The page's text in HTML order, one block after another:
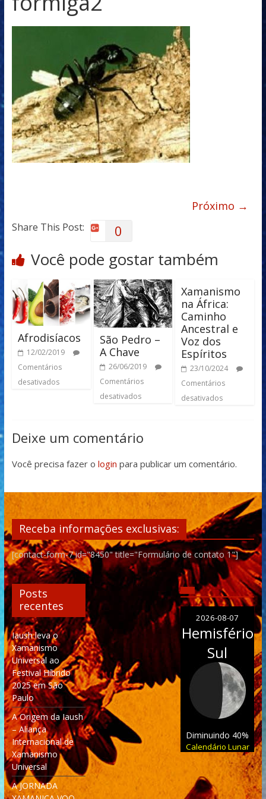
Próximo →
Share This Post: 0
Você pode gostar também
Afrodisíacos
12/02/2019
Comentários
desativados
São Pedro –
A Chave
26/06/2019
Comentários
desativados
Xamanismo
na África:
Caminho
Ancestral e
Voz dos
Espíritos
23/10/2024
Comentários
desativados
Deixe um comentário
Você precisa fazer o login para publicar um comentário.
Receba informações exclusivas:
[contact-form-7 id="8450" title="Formulário de contato 1"]
Posts
recentes
Iaush leva o
Xamanismo
Universal ao
Festival Híbrido
2025 em São
Paulo
A Origem da Iaush
– Aliança
Internacional de
Xamanismo
Universal
A JORNADA
2026-08-07
Hemisfério
Sul
Diminuindo 40%
Calendário Lunar